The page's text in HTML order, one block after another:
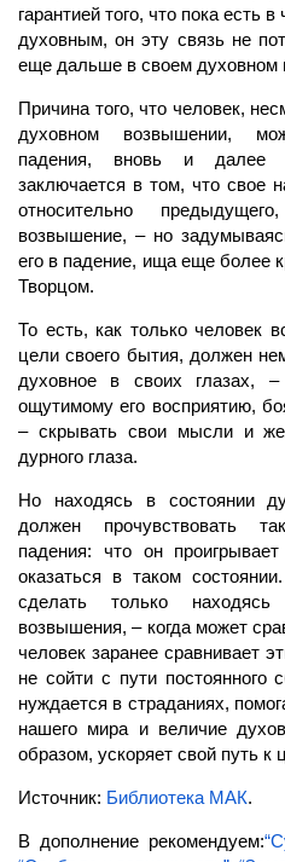
гарантией того, что пока есть
духовным, он эту связь не
еще дальше в своем духовном
Причина того, что человек,
духовном возвышении,
падения, вновь и далее
заключается в том, что свое
относительно
возвышение, – но
его в падение, ища еще более
Творцом.
То есть, как толькочеловек
цели своего бытия, должен
духовное в своих глазах,
ощутимому его восприятию,
– скрывать свои мысли и
дурного глаза.
Но находясь в состоянии
должен прочувствовать
падения: что он
оказаться в таком
сделать только
возвышения, – когда может
человек заранее сравнивает
не сойти с пути
нуждается в страданиях,
нашего мира и величие
образом, ускоряет свой путь к
Источник: Библиотека МАК.
В дополнение рекомендуем: